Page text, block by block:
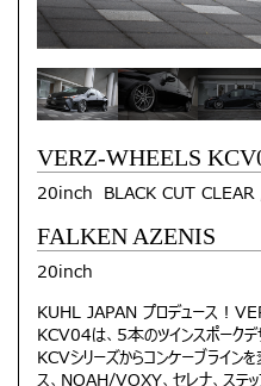
VERZ-WHEELS
20inch BLACK CUT CLEAR
FALKEN AZENIS
20inch
KUHL JAPAN プロデュース！
KCV04は、5本のツインスポークデ
KCVシリーズからコンケーブライ